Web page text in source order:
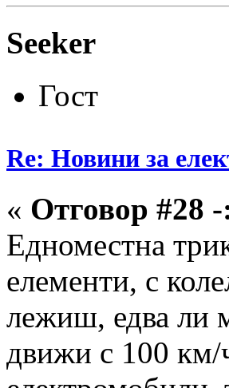
Seeker
Гост
Re: Новини за
« Отговор #28 -
Едноместна
елементи, с
лежиш, едва ли
движи с 100 км/